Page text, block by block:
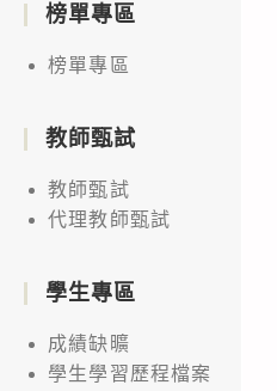
榜單專區
榜單專區
教師甄試
教師甄試
代理教師甄試
學生專區
成績缺曠
學生學習歷程檔案